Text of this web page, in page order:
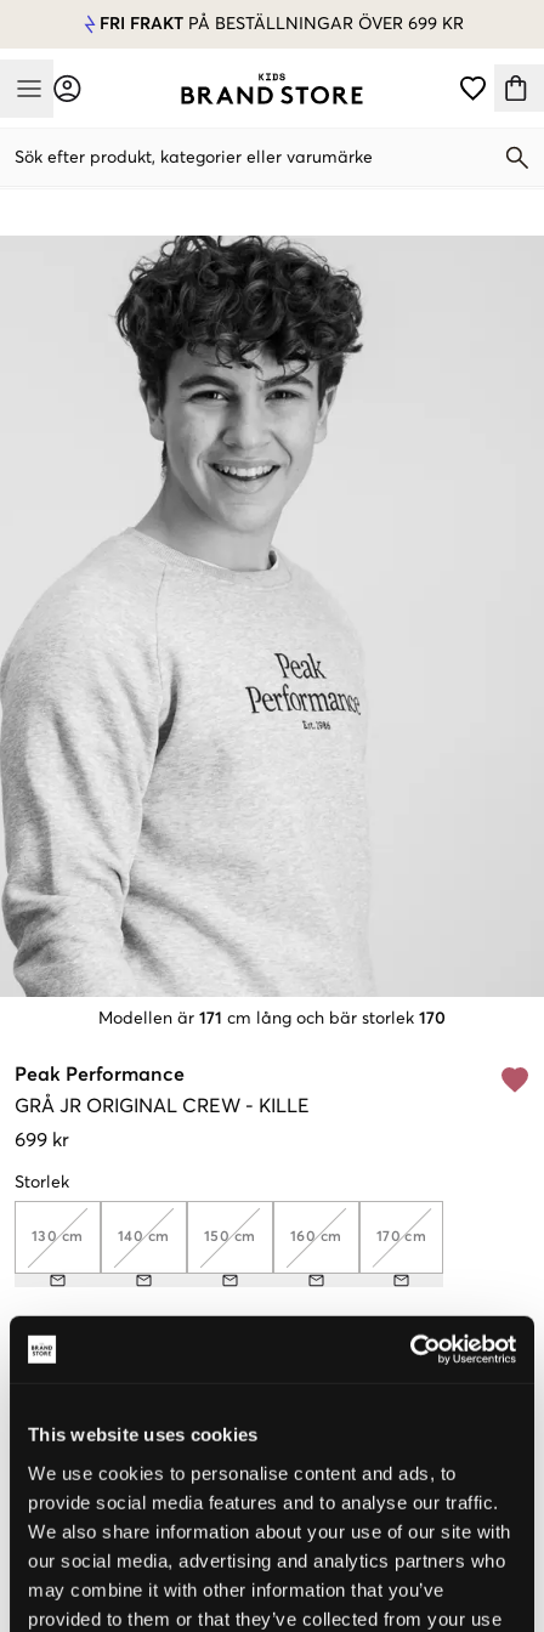
This website uses cookies
We use cookies to personalise content and ads, to
provide social media features and to analyse our traffic.
We also share information about your use of our site with
our social media, advertising and analytics partners who
may combine it with other information that you’ve
provided to them or that they’ve collected from your use
FRI FRAKT PÅ BESTÄLLNINGAR ÖVER 699 KR
Mobile Menu
Sök efter produkt, kategorier eller varumärke
Modellen är 171 cm lång och bär storlek 170
Peak Performance
GRÅ JR ORIGINAL CREW - KILLE
699 kr
Storlek
130 cm 140 cm 150 cm 160 cm 170 cm
Upplevd storlek
STORLEKSGUIDE
VÄLJ STORLEK
på beställningar över 699 kr
Öppet köp
Leverans2-4 vardagar